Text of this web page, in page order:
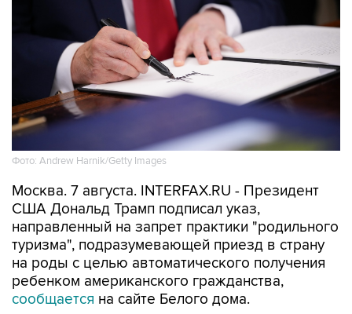
Фото: Andrew Harnik/Getty Images
Москва. 7 августа. INTERFAX.RU - Президент
США Дональд Трамп подписал указ,
направленный на запрет практики "родильного
туризма", подразумевающей приезд в страну
на роды с целью автоматического получения
ребенком американского гражданства,
сообщается на сайте Белого дома.